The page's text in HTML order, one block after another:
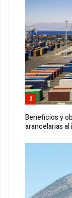
2
Beneficios y
arancelarias